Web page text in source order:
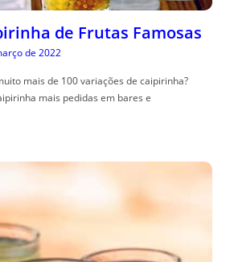
de Frutas Famosas
de 2022
mais de 100 variações de caipirinha?
mais pedidas em bares e